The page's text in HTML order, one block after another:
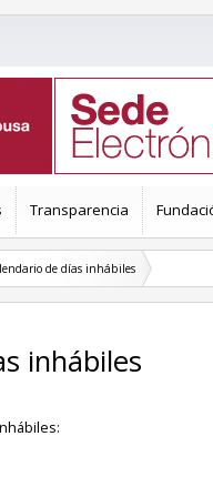
Transparencia
de días inhábiles
inhábiles